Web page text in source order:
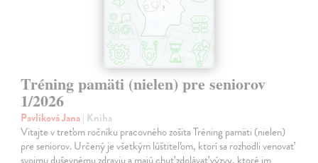
Tréning pamäti (nielen) pre seniorov
1/2026
Pavlíková Jana| Kniha
Vitajte v treťom ročníku pracovného zošita Tréning pamäti (nielen)
pre seniorov. Určený je všetkým lúštiteľom, ktorí sa rozhodli venovať